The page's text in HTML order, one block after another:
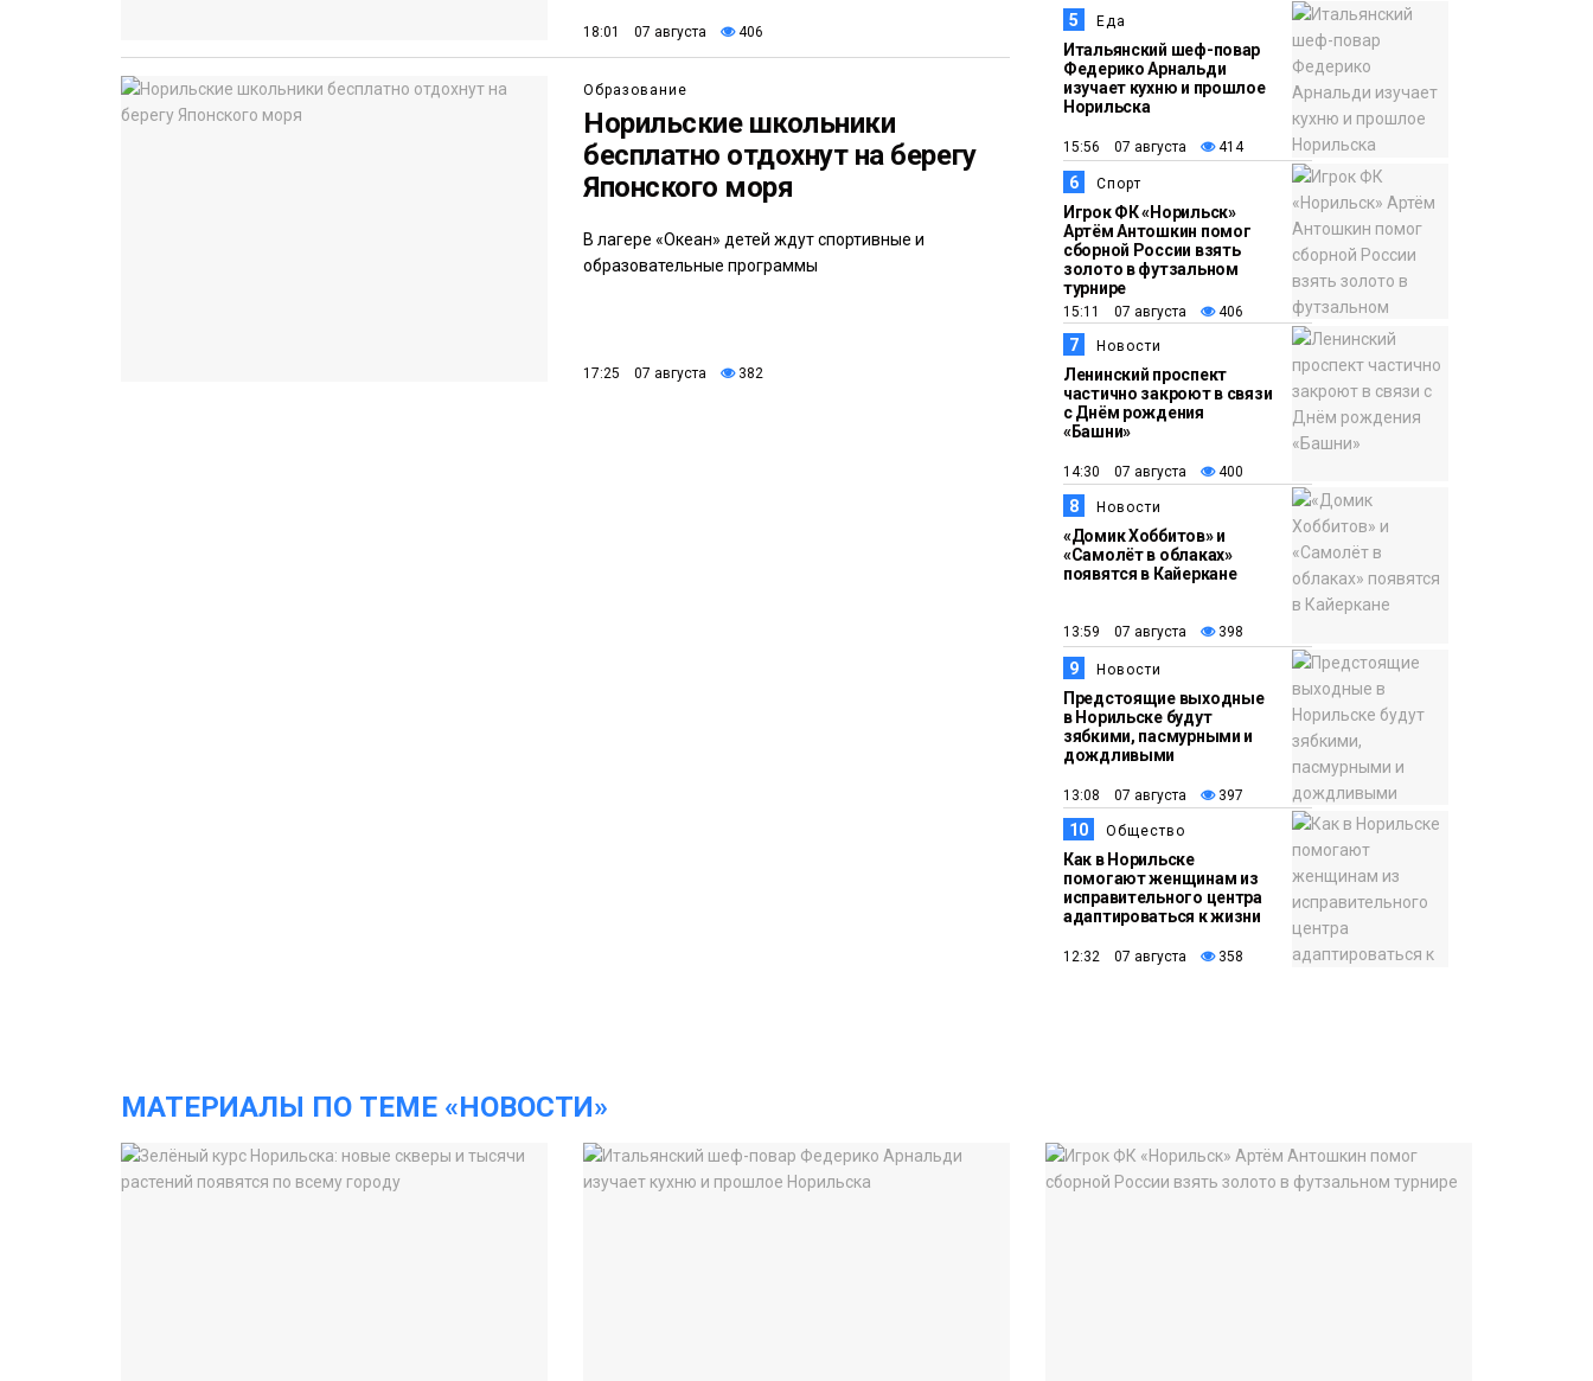
18:01 07 августа 406
Образование
Норильские школьники
бесплатно отдохнут на берегу
Японского моря
В лагере «Океан» детей ждут спортивные и
образовательные программы
17:25 07 августа 382
5 Еда
Итальянский шеф-повар
Федерико Арнальди
изучает кухню и прошлое
Норильска
15:56 07 августа 414
6 Спорт
Игрок ФК «Норильск»
Артём Антошкин помог
сборной России взять
золото в футзальном
турнире
15:11 07 августа 406
7 Новости
Ленинский проспект
частично закроют в связи
с Днём рождения
«Башни»
14:30 07 августа 400
8 Новости
«Домик Хоббитов» и
«Самолёт в облаках»
появятся в Кайеркане
13:59 07 августа 398
9 Новости
Предстоящие выходные
в Норильске будут
зябкими, пасмурными и
дождливыми
13:08 07 августа 397
10 Общество
Как в Норильске
помогают женщинам из
исправительного центра
адаптироваться к жизни
12:32 07 августа 358
МАТЕРИАЛЫ ПО ТЕМЕ «НОВОСТИ»